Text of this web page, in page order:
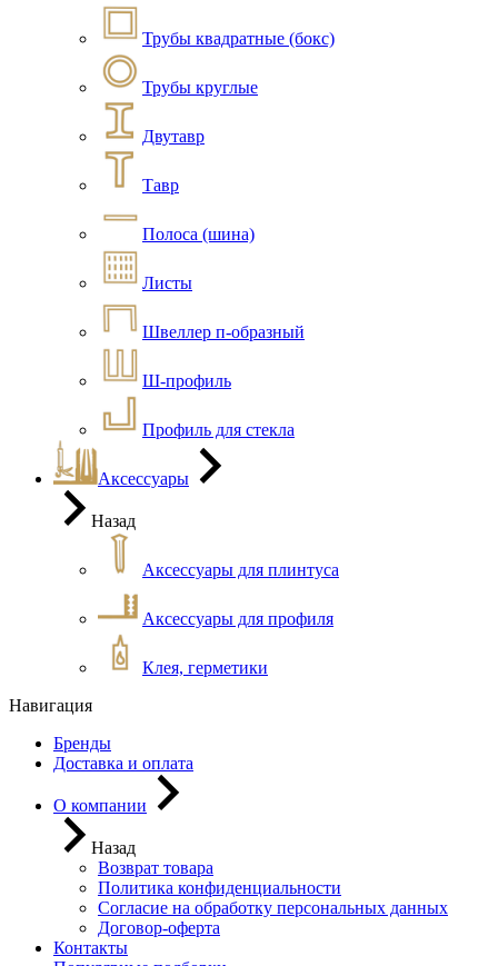
Трубы квадратные (бокс)
Трубы круглые
Двутавр
Тавр
Полоса (шина)
Листы
Швеллер п-образный
Ш-профиль
Профиль для стекла
Аксессуары
Назад
Аксессуары для плинтуса
Аксессуары для профиля
Клея, герметики
Навигация
Бренды
Доставка и оплата
О компании
Назад
Возврат товара
Политика конфиденциальности
Согласие на обработку персональных данных
Договор-оферта
Контакты